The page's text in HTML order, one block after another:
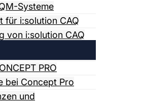
Systeme
für i:solution CAQ
von i:solution CAQ
PRO
bei Concept Pro
und